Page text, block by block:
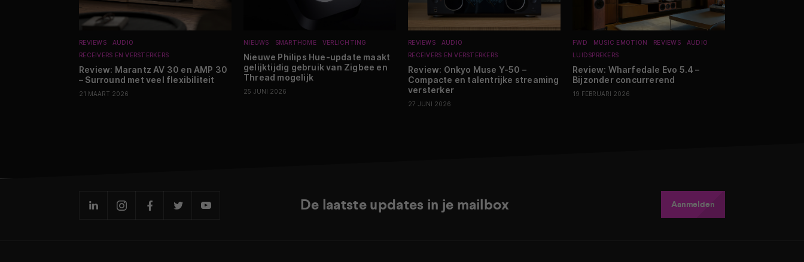
REVIEWS
AUDIO
RECEIVERS EN VERSTERKERS
Review: Marantz AV 30 en AMP 30
– Surround met veel flexibiliteit
21 MAART 2026
NIEUWS SMARTHOME VERLICHTING
Nieuwe Philips Hue-update maakt
gelijktijdig gebruik van Zigbee en
Thread mogelijk
25 JUNI 2026
REVIEWS
AUDIO
RECEIVERS EN VERSTERKERS
Review: Onkyo Muse Y-50 –
Compacte en talentrijke streaming
versterker
27 JUNI 2026
FWD MUSIC EMOTION REVIEWS
AUDIO
LUIDSPREKERS
Review: Wharfedale Evo 5.4 –
Bijzonder concurrerend
19 FEBRUARI 2026
De laatste updates in je mailbox Aanmelden